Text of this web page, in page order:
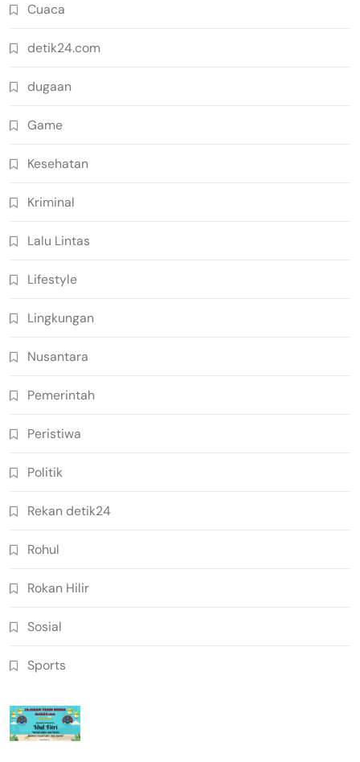
Cuaca
detik24.com
dugaan
Game
Kesehatan
Kriminal
Lalu Lintas
Lifestyle
Lingkungan
Nusantara
Pemerintah
Peristiwa
Politik
Rekan detik24
Rohul
Rokan Hilir
Sosial
Sports